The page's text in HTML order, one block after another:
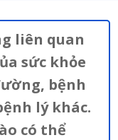
liên quan
sức khỏe
bệnh
lý khác.
có thể